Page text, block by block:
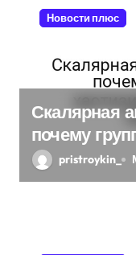
и
я
м
Новости плюс
Скалярная
почему
pristroykin_